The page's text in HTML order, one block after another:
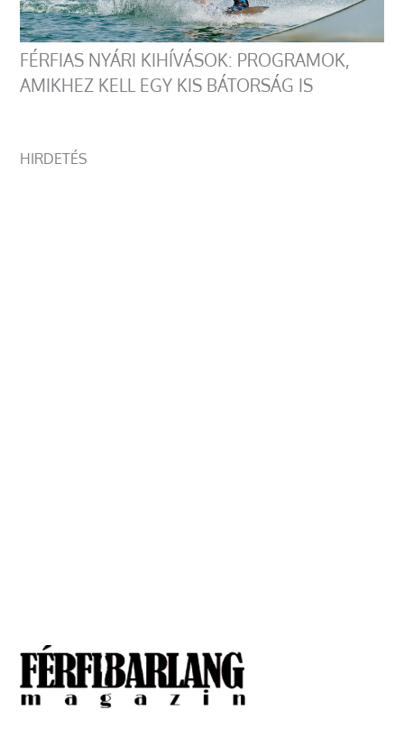
FÉRFIAS NYÁRI KIHÍVÁSOK: PROGRAMOK,
AMIKHEZ KELL EGY KIS BÁTORSÁG IS
HIRDETÉS